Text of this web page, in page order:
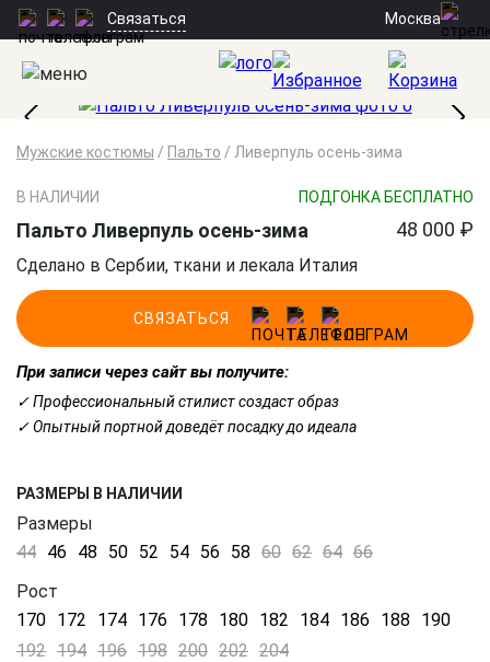
Связаться Москва
Мужские костюмы / Пальто / Ливерпуль осень-зима
В НАЛИЧИИ ПОДГОНКА БЕСПЛАТНО
Пальто Ливерпуль осень-зима 48 000 ₽
Сделано в Сербии, ткани и лекала Италия
СВЯЗАТЬСЯ
При записи через сайт вы получите:
✓ Профессиональный стилист создаст образ
✓ Опытный портной доведёт посадку до идеала
РАЗМЕРЫ В НАЛИЧИИ
Размеры
44 46 48 50 52 54 56 58 60 62 64 66
Рост
170 172 174 176 178 180 182 184 186 188 190
192 194 196 198 200 202 204